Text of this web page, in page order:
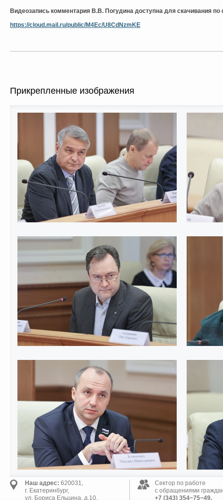
Видеозапись комментария В.В. Погудина доступна для скачивания по
https://cloud.mail.ru/public/M4Ec/U8CdNzmKE
Прикрепленные изображения
Наш адрес: 620031,
г. Екатеринбург,
ул. Бориса Ельцина, д.10,
Сектор по работе
с обращениями
+7 (343) 354−75−49,